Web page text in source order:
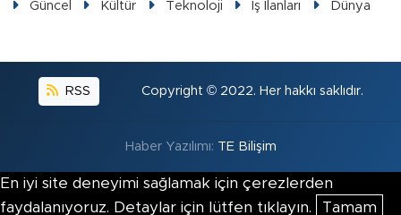
Güncel
Kültür Teknoloji İş İlanları Dünya
RSS Copyright © 2022. Her hakkı saklıdır.
Haber Yazılımı: TE Bilişim
En iyi site deneyimi sağlamak için çerezlerden
faydalanıyoruz. Detaylar için lütfen tıklayın.
Tamam